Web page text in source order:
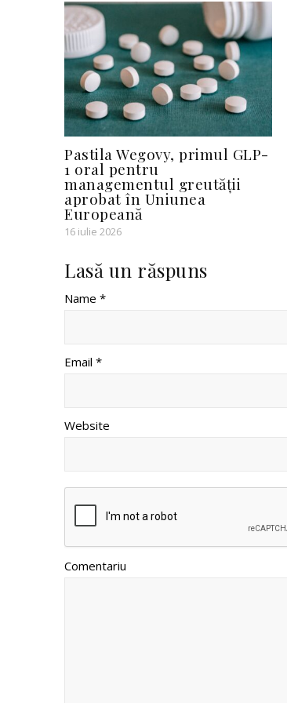
Pastila Wegovy, primul GLP-
1 oral pentru
managementul greutății
aprobat în Uniunea
Europeană
16 iulie 2026
Lasă un răspuns
Name *
Email *
Website
Comentariu